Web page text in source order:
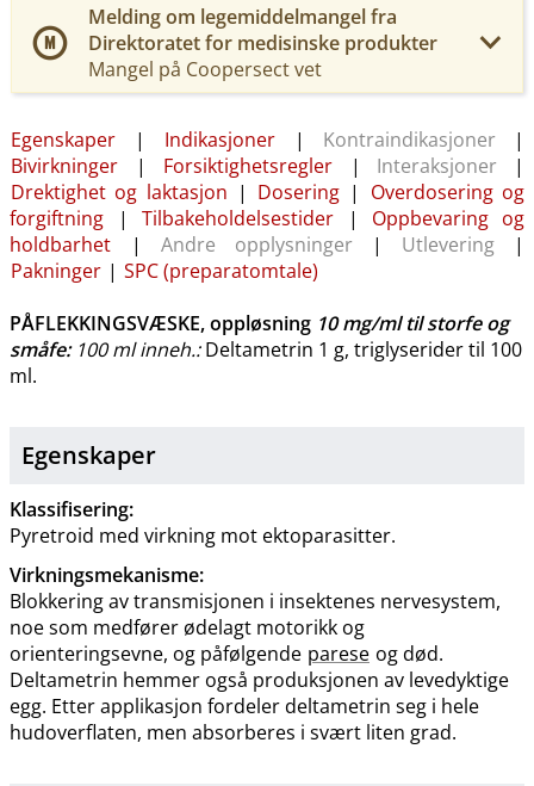
Melding om legemiddelmangel fra
Direktoratet for medisinske produkter
Mangel på Coopersect vet
Egenskaper | Indikasjoner | Kontraindikasjoner|
Bivirkninger | Forsiktighetsregler | Interaksjoner |
Drektighet og laktasjon | Dosering |
Overdosering og
forgiftning | Tilbakeholdelsestider | Oppbevaring og
holdbarhet | Andre opplysninger| Utlevering|
Pakninger | SPC (preparatomtale)
PÅFLEKKINGSVÆSKE, oppløsning 10 mg/mltil storfe og
småfe: 100 ml inneh.:Deltametrin 1 g, triglyserider til 100
ml.
Egenskaper
Klassifisering:
Pyretroid med virkning mot ektoparasitter.
Virkningsmekanisme:
Blokkering av transmisjonen i insektenes nervesystem,
noe som medfører ødelagt motorikk og
orienteringsevne, og påfølgende parese og død.
Deltametrin hemmer også produksjonen av levedyktige
egg. Etter applikasjon fordeler deltametrin seg i hele
hudoverflaten, men absorberes i svært liten grad.